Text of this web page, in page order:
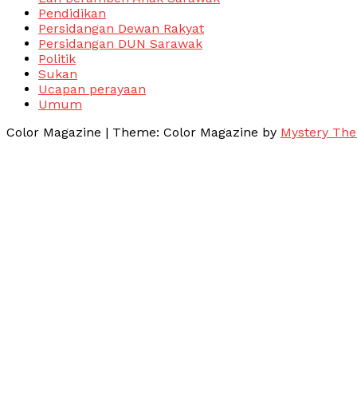
Pendidikan
Persidangan Dewan Rakyat
Persidangan DUN Sarawak
Politik
Sukan
Ucapan perayaan
Umum
Color Magazine | Theme: Color Magazine by Mystery